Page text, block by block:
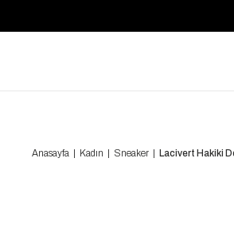
Anasayfa Kadın Sneaker Lacivert Hakiki